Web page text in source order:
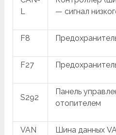
L
— сигнал
F8
F27
S292
Панель
отопителем
VAN Шина данных